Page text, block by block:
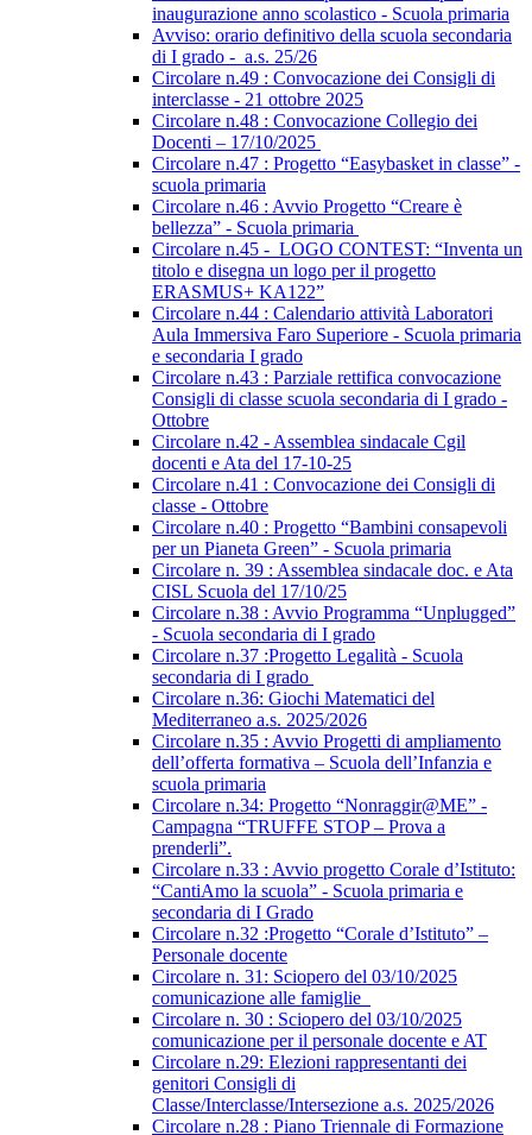
inaugurazione anno scolastico - Scuola primaria
Avviso: orario definitivo della scuola secondaria
di I grado - a.s. 25/26
Circolare n.49 : Convocazione dei Consigli di
interclasse - 21 ottobre 2025
Circolare n.48 : Convocazione Collegio dei
Docenti – 17/10/2025
Circolare n.47 : Progetto “Easybasket in classe” -
scuola primaria
Circolare n.46 : Avvio Progetto “Creare è
bellezza” - Scuola primaria
Circolare n.45 - LOGO CONTEST: “Inventa un
titolo e disegna un logo per il progetto
ERASMUS+ KA122”
Circolare n.44 : Calendario attività Laboratori
Aula Immersiva Faro Superiore - Scuola primaria
e secondaria I grado
Circolare n.43 : Parziale rettifica convocazione
Consigli di classe scuola secondaria di I grado -
Ottobre
Circolare n.42 - Assemblea sindacale Cgil
docenti e Ata del 17-10-25
Circolare n.41 : Convocazione dei Consigli di
classe - Ottobre
Circolare n.40 : Progetto “Bambini consapevoli
per un Pianeta Green” - Scuola primaria
Circolare n. 39 : Assemblea sindacale doc. e Ata
CISL Scuola del 17/10/25
Circolare n.38 : Avvio Programma “Unplugged”
- Scuola secondaria di I grado
Circolare n.37 :Progetto Legalità - Scuola
secondaria di I grado
Circolare n.36: Giochi Matematici del
Mediterraneo a.s. 2025/2026
Circolare n.35 : Avvio Progetti di ampliamento
dell’offerta formativa – Scuola dell’Infanzia e
scuola primaria
Circolare n.34: Progetto “Nonraggir@ME” -
Campagna “TRUFFE STOP – Prova a
prenderli”.
Circolare n.33 : Avvio progetto Corale d’Istituto:
“CantiAmo la scuola” - Scuola primaria e
secondaria di I Grado
Circolare n.32 :Progetto “Corale d’Istituto” –
Personale docente
Circolare n. 31: Sciopero del 03/10/2025
comunicazione alle famiglie
Circolare n. 30 : Sciopero del 03/10/2025
comunicazione per il personale docente e AT
Circolare n.29: Elezioni rappresentanti dei
genitori Consigli di
Classe/Interclasse/Intersezione a.s. 2025/2026
Circolare n.28 : Piano Triennale di Formazione